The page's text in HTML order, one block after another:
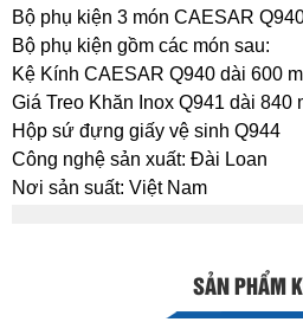
Bộ phụ kiện 3 món CAESAR
Bộ phụ kiện gồm các món sau:
Kệ Kính CAESAR Q940 dài 600
Giá Treo Khăn Inox Q941 dài 840
Hộp sứ đựng giấy vệ sinh Q944
Công nghệ sản xuất: Đài Loan
Nơi sản suất: Việt Nam
SẢN PHẨM